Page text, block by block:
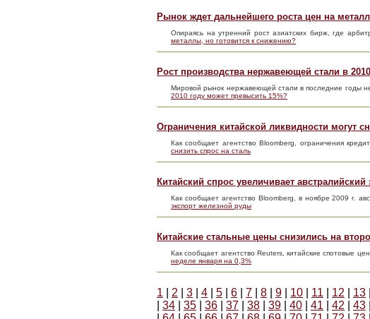
Рынок ждет дальнейшего роста цен на
Опираясь на утренний рост азиатских бирж, где
металлы, но готовится к снижению?
Рост производства нержавеющей стали в
Мировой рынок нержавеющей стали в последние годы
2010 году может превысить 15%?
Ограничения китайской ликвидности могут
Как сообщает агентство Bloomberg, ограничения
снизить спрос на сталь
Китайский спрос увеличивает
Как сообщает агентство Bloomberg, в ноябре 2009 г.
экспорт железной руды
Китайские стальные цены снизились на
Как сообщает агентство Reuters, китайские спотовые
неделе января на 0,3%
1 2 3 4 5 6 7 8 9 10 11 12 13
34 35 36 37 38 39 40 41 42 43